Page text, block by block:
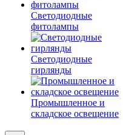
Светодиодные
фитолампы
Светодиодные
гирлянды
Промышленное и
складское освещение